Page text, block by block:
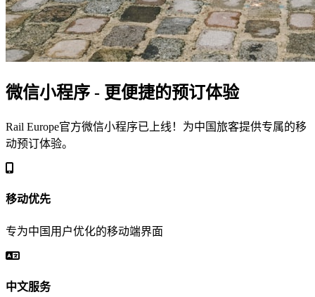
微信小程序 - 更便捷的预订体验
Rail Europe官方微信小程序已上线！为中国旅客提供专属的移
动预订体验。
移动优先
专为中国用户优化的移动端界面
中文服务